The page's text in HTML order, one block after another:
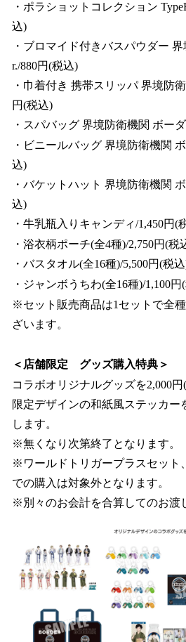
・ポラショットコレクション
込)
・ブロマイド付きバスパウダー
r./880円(税込)
・巾着付き 携帯スリッパ 界境防
円(税込)
・スパバッグ 界境防衛機関 ボー
・ビニールバッグ 界境防衛機関
込)
・バケットハット 界境防衛機関
込)
・牛乳瓶入りキャンディ/1,450円(
・浴衣柄ポーチ(全4種)/2,750円(税
・バスタオル(全16種)/5,500円(税
・ジャンボうちわ(全16種)/1,100円
※セット販売商品は1セットで全
ざいます。
＜店舗限定 グッズ購入特典＞
コラボオリジナルグッズを2,000
限定デザインの和紙風ステッカー
します。
※無くなり次第終了となります。
※ワールドトリガープラスセット
での購入は対象外となります。
※別々のお会計を合算してのお渡